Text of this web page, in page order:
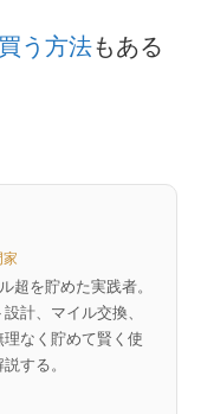
う方法もある
超を貯めた実践者。
計、マイル交換、
なく貯めて賢く使
する。